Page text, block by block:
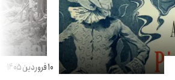
۱۰ فروردین ۱۴۰۵